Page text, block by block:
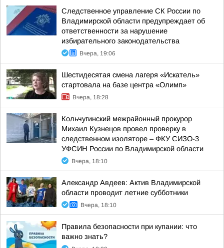
Следственное управление СК России по
Владимирской области предупреждает об
ответственности за нарушение
избирательного законодательства
Вчера, 19:06
Шестидесятая смена лагеря «Искатель»
стартовала на базе центра «Олимп»
Вчера, 18:28
Кольчугинский межрайонный прокурор
Михаил Кузнецов провел проверку в
следственном изоляторе – ФКУ СИЗО-3
УФСИН России по Владимирской области
Вчера, 18:10
Александр Авдеев: Актив Владимирской
области проводит летние субботники
Вчера, 18:10
Правила безопасности при купании: что
важно знать?